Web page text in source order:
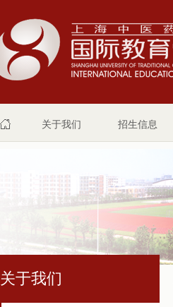
关于我们 招生信息
关于我们